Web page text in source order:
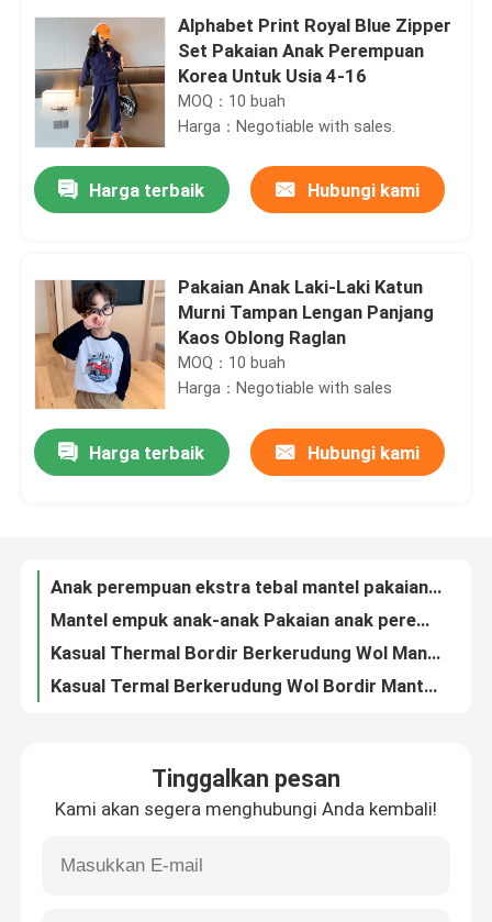
Rumah
Produk
Tentang kami
Hubungi kami
Baju Fashion Anak
Pakaian Gadis Kecil
Alphabet Print Royal Blue Zipper
Set Pakaian Anak Perempuan
Korea Untuk Usia 4-16
MOQ：10 buah
Harga：Negotiable with sales.
Harga terbaik Hubungi kami
Pakaian Anak Laki-Laki Katun
Murni Tampan Lengan Panjang
Kaos Oblong Raglan
MOQ：10 buah
Harga：Negotiable with sales
Harga terbaik Hubungi kami
Gadis gaun pakaian anak-anak musim gugur musim dingin memasang korduroi merah putri rok rok gadis menjual produk baru yang panas
Anak-anak gaun gadis PAKAIAN musim gugur musim dingin menginstal korduroi merah putri rok gadis rok menjual produk baru yang panas
Anak perempuan berpakaian pakaian anak-anak musim semi dan musim gugur pakaian musim dingin korduroi merah gaun putri gadis rok produk baru yang panas
Gadis Merah Beludru Lengan Panjang Korduroi Gaun Gaya Putri
Anak perempuan fashion sweater pakaian anak musim gugur musim dingin leher bulat pullover sweater warna mantel anak tengah
Tinggalkan pesan
Kami akan segera menghubungi Anda kembali!